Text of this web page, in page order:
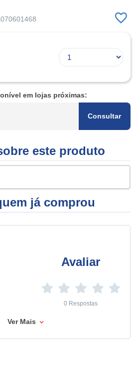
em lojas próximas:
Consultar
este produto
já comprou
Avaliar
0 Respostas
Ver Mais